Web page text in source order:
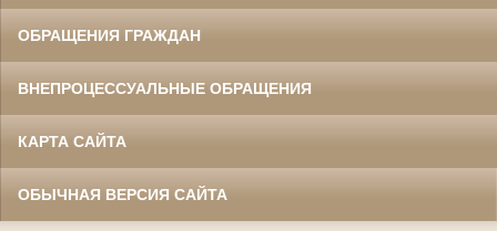
ОБРАЩЕНИЯ ГРАЖДАН
ВНЕПРОЦЕССУАЛЬНЫЕ ОБРАЩЕНИЯ
КАРТА САЙТА
ОБЫЧНАЯ ВЕРСИЯ САЙТА